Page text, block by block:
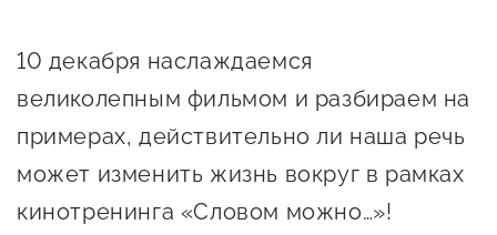
Мероприятия
Новости
Онлайн-витрина продукции
Социальные сети "Мой
Бизнес Югра"
10 декабря наслаждаемся
великолепным фильмом и разбираем на
примерах, действительно ли наша речь
может изменить жизнь вокруг в рамках
кинотренинга «Словом можно…»!